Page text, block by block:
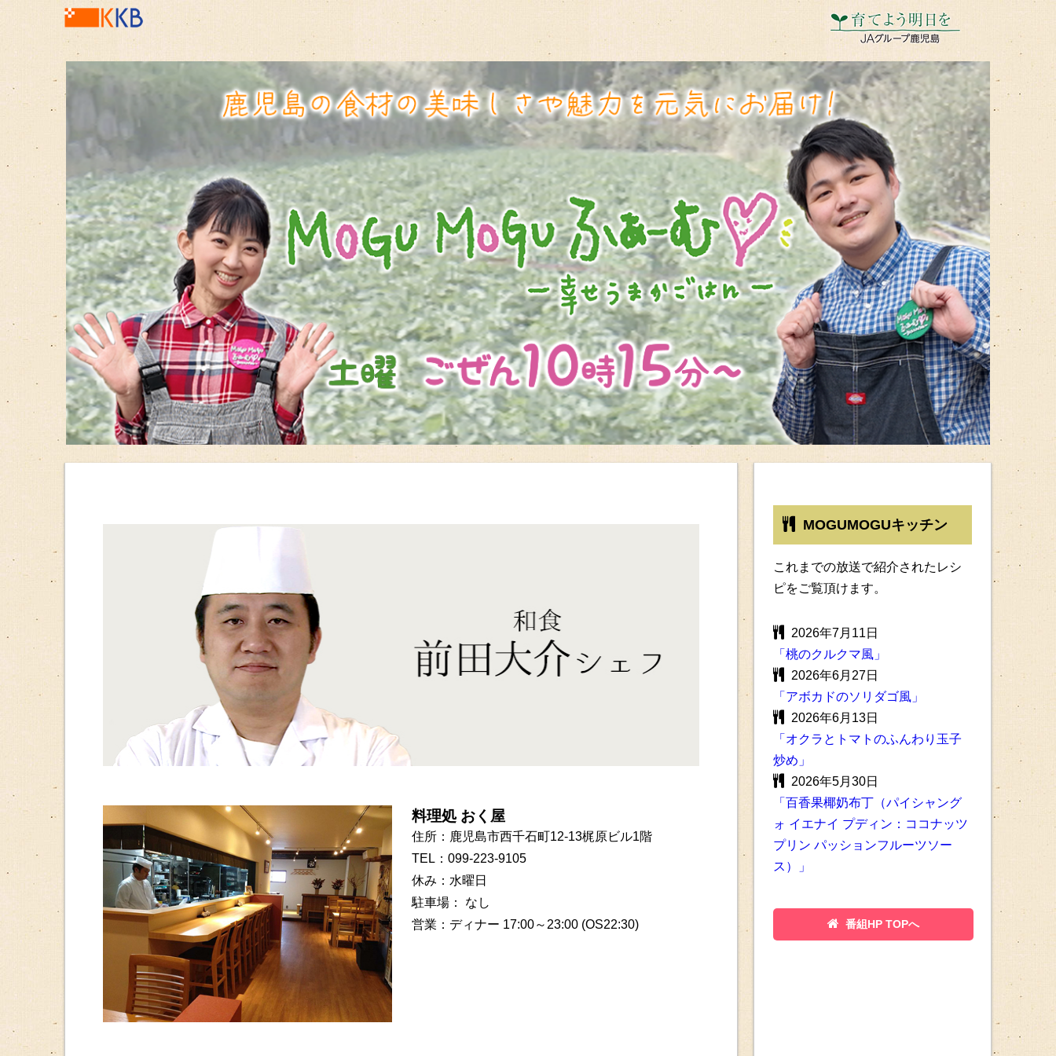
料理処 おく屋
住所：鹿児島市西千石町12-13梶原ビル1階
TEL：099-223-9105
休み：水曜日
駐車場： なし
営業：ディナー 17:00～23:00 (OS22:30)
MOGUMOGUキッチン
これまでの放送で紹介されたレシ
ピをご覧頂けます。
2026年7月11日
「桃のクルクマ風」
2026年6月27日
「アボカドのソリダゴ風」
2026年6月13日
「オクラとトマトのふんわり玉子
炒め」
2026年5月30日
「百香果椰奶布丁（パイシャング
ォ イエナイ プディン：ココナッツ
プリン パッションフルーツソー
ス）」
番組HP TOPへ